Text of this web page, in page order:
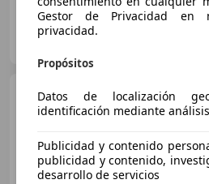
Particular
€
Gestor de Privacidad en
privacidad.
Propósitos
Datos de localización
identificación mediante
Publicidad y contenido
publicidad y contenido,
desarrollo de servicios